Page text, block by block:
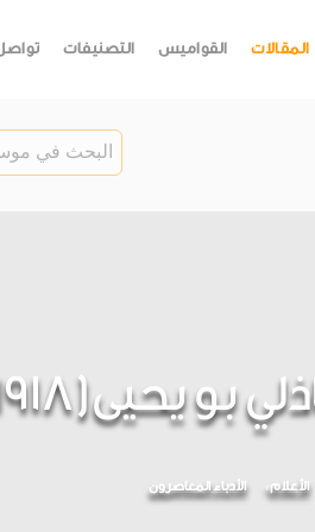
المقالات القواميس التصنيفات
بو يحيى(1918 - 1997)
الأعلام الأدباء المعاصرون